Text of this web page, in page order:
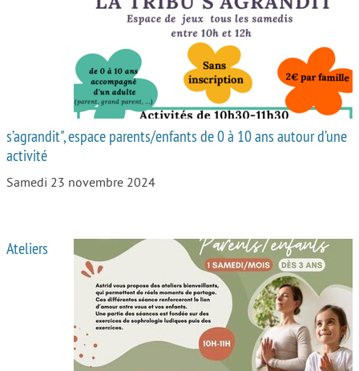
s’agrandit", espace parents/enfants de 0 à 10 ans autour d’une
activité
Samedi 23 novembre 2024
Ateliers